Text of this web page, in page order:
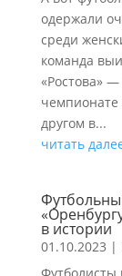
одержали
среди
команда
«Ростова»
чемпионате
другом в...
читать
в истории
01.10.2023 |